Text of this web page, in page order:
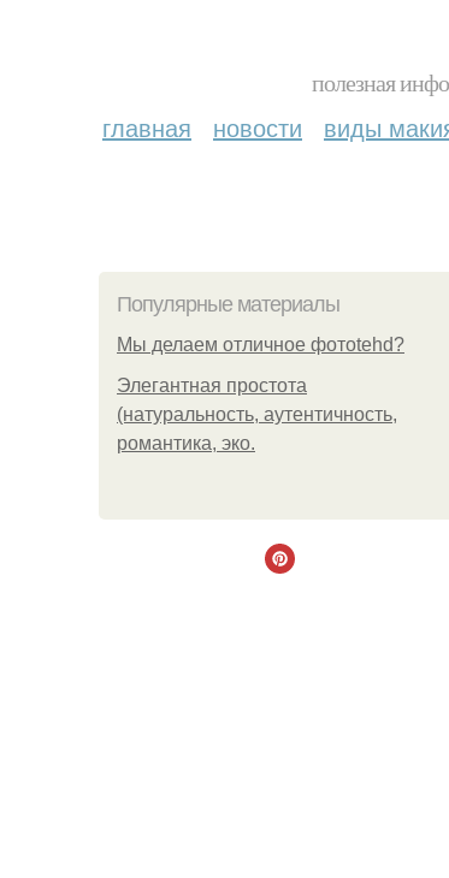
полезная
главная новости виды
Популярные материалы
Мы делаем отличное фотоtehd?
Элегантная простота
(натуральность, аутентичность,
романтика, эко.